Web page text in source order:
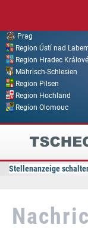
Prag
Region Ústí nad
Region Hradec Králové
Mährisch-Schlesien
Region Pilsen
Region Hochland
Region Olomouc
Stellenanzeige